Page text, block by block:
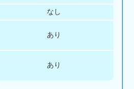
なし
あり
あり